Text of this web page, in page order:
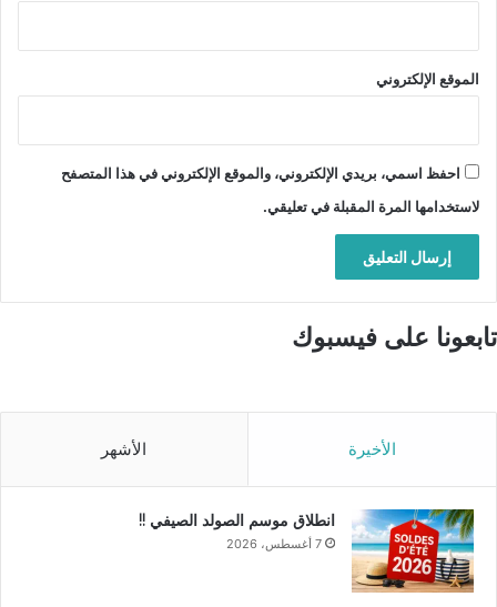
الموقع الإلكتروني
احفظ اسمي، بريدي الإلكتروني، والموقع الإلكتروني في هذا المتصفح
لاستخدامها المرة المقبلة في تعليقي.
تابعونا على فيسبوك
الأخيرة الأشهر
انطلاق موسم الصولد الصيفي !!
7 أغسطس، 2026